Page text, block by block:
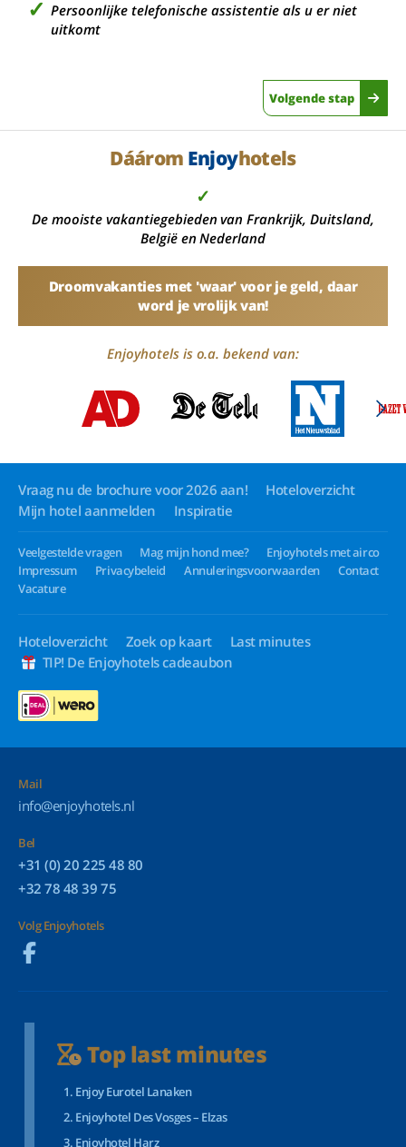
Persoonlijke telefonische assistentie als u er niet
uitkomt
Volgende stap
Dáárom Enjoyhotels
✓
De mooiste vakantiegebieden van Frankrijk, Duitsland,
België en Nederland
Droomvakanties met 'waar' voor je geld, daar
word je vrolijk van!
Enjoyhotels is o.a. bekend van:
Vraag nu de brochure voor 2026 aan!
Hoteloverzicht
Mijn hotel aanmelden
Inspiratie
Veelgestelde vragen Mag mijn hond mee?
Enjoyhotels met airco
Impressum
Privacybeleid Annuleringsvoorwaarden
Contact
Vacature
Hoteloverzicht Zoek op kaart
Last minutes
TIP! De Enjoyhotels cadeaubon
Mail
info@enjoyhotels.nl
Bel
+31 (0) 20 225 48 80
+32 78 48 39 75
Volg Enjoyhotels
Top last minutes
Enjoy Eurotel Lanaken
Enjoyhotel Des Vosges – Elzas
Enjoyhotel Harz